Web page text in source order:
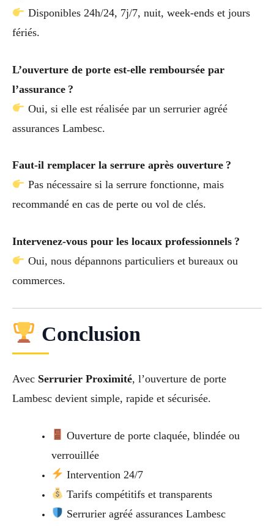
Disponibles 24h/24, 7j/7, nuit, week-ends et jours
fériés.
L’ouverture de porte est-elle remboursée par
l’assurance ?
Oui, si elle est réalisée par un serrurier agréé
assurances Lambesc.
Faut-il remplacer la serrure après ouverture ?
Pas nécessaire si la serrure fonctionne, mais
recommandé en cas de perte ou vol de clés.
Intervenez-vous pour les locaux professionnels ?
Oui, nous dépannons particuliers et bureaux ou
commerces.
Conclusion
Avec Serrurier Proximité, l’ouverture de porte
Lambesc devient simple, rapide et sécurisée.
Ouverture de porte claquée, blindée ou
verrouillée
Intervention 24/7
Tarifs compétitifs et transparents
Serrurier agréé assurances Lambesc